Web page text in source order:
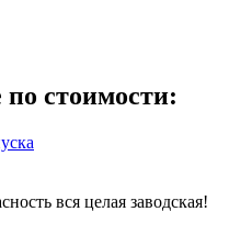
стоимости:
вся целая заводская!